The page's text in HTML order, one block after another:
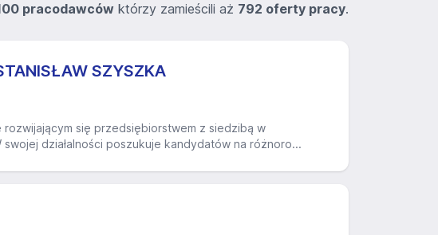
pracodawców którzy zamieścili aż 792 oferty pracy.
SZYSZKA
rozwijającym się przedsiębiorstwem z siedzibą w
działalności poszukuje kandydatów na różnoro...